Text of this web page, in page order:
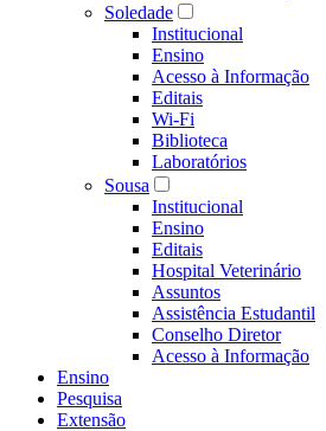
Soledade
Institucional
Ensino
Acesso à Informação
Editais
Wi-Fi
Biblioteca
Laboratórios
Sousa
Institucional
Ensino
Editais
Hospital Veterinário
Assuntos
Assistência Estudantil
Conselho Diretor
Acesso à Informação
Ensino
Pesquisa
Extensão